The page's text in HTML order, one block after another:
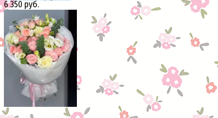
избранное сравнить
6 350 руб.